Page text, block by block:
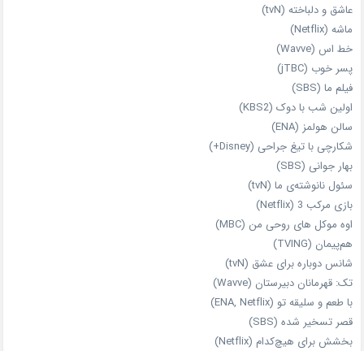
عاشق و دلباخته (tvN)
ماشه (Netflix)
خط اس (Wavve)
پسر خوب (jTBC)
فیلم ما (SBS)
اولین شب با دوک (KBS2)
سالن هولمز (ENA)
شکارچی با تیغ جراحی (Disney+)
بهار جوانی (SBS)
سئول نانوشته‌ی ما (tvN)
بازی مرکب 3 (Netflix)
اوه موکل های روحی من (MBC)
هم‌پیمان (TVING)
شانس دوباره برای عشق (tvN)
تک: قهرمانان دبیرستان (Wavve)
با طعم و سلیقه تو (ENA, Netflix)
قصر تسخیر شده (SBS)
بخشش برای هیچ‌کدام (Netflix)